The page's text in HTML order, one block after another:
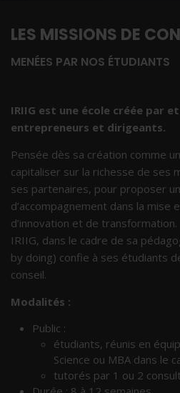
LES MISSIONS DE
MENÉES PAR NOS ÉTUDIANTS
IRIIG est une école créée par
entrepreneurs et dirigeants.
Pensée dès sa création comme
capitaliser sur la richesse de ses
ses partenaires, pour proposer
d’accompagnement dans la
d’innovation et de transformation.
IRIIG, dans le cadre de sa
by doing) confie à ses étudiants
conseil.
Modalités :
Public :
étudiants, réunis en
Science ou MBA dans le
tutorés par 1 ou 2